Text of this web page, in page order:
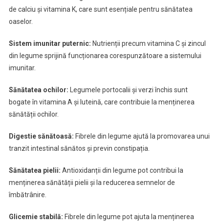
de calciu și vitamina K, care sunt esențiale pentru sănătatea
oaselor.
Sistem imunitar puternic: Nutrienții precum vitamina C și zincul
din legume sprijină funcționarea corespunzătoare a sistemului
imunitar.
Sănătatea ochilor: Legumele portocalii și verzi închis sunt
bogate în vitamina A și luteină, care contribuie la menținerea
sănătății ochilor.
Digestie sănătoasă: Fibrele din legume ajută la promovarea unui
tranzit intestinal sănătos și previn constipația.
Sănătatea pielii: Antioxidanții din legume pot contribui la
menținerea sănătății pielii și la reducerea semnelor de
îmbătrânire.
Glicemie stabilă: Fibrele din legume pot ajuta la menținerea